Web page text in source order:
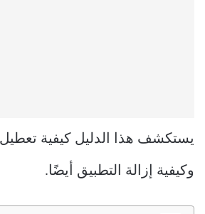
وكيفية إزالة التطبيق أيضًا.